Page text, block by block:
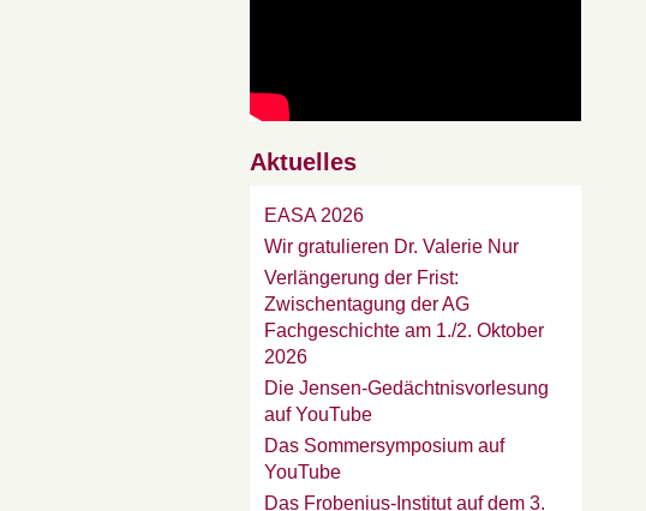
Aktuelles
EASA 2026
Wir gratulieren Dr. Valerie Nur
Verlängerung der Frist:
Zwischentagung der AG
Fachgeschichte am 1./2. Oktober
2026
Die Jensen-Gedächtnisvorlesung
auf YouTube
Das Sommersymposium auf
YouTube
Das Frobenius-Institut auf dem 3.